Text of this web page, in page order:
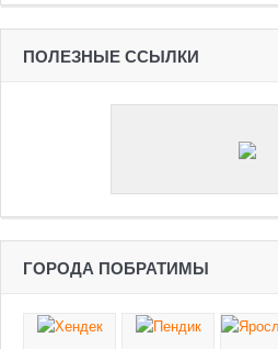
ПОЛЕЗНЫЕ ССЫЛКИ
ГОРОДА ПОБРАТИМЫ